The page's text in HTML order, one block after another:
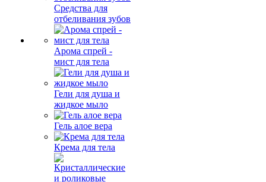
Средства для
отбеливания зубов
Арома спрей -
мист для тела
Гели для душа и
жидкое мыло
Гель алое вера
Крема для тела